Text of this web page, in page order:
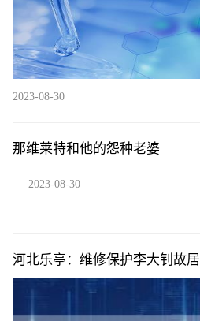
2023-08-30
那维莱特和他的怨种老婆
2023-08-30
河北乐亭：维修保护李大钊故居